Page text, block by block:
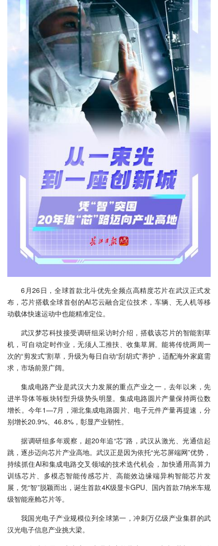
6月26日，全球首款北斗优先全频点高精度芯片在武汉正式发
布，芯片搭载全球首创的AI芯云融合定位技术，车辆、无人机等移
动载体快速运动中也能精准定位。
武汉梦芯科技接受调研组采访时介绍，搭载该芯片的智能割草
机，可自动定时作业，无须人工推扶、收集草屑。能将传统两周一
次的“剪发式”割草，升级为每日自动“刮胡式”养护，适配海外家庭需
求，市场前景广阔。
集成电路产业是武汉大力发展的重点产业之一，去年以来，先
进半导体等板块转型升级势头明显。集成电路圆片产量保持两位数
增长。今年1—7月，湖北集成电路圆片、电子元件产量再提速，分
别增长20.9%、46.8%，彰显产业韧性。
据调研组多年观察，超20年追“芯”路，武汉从激光、光通信起
跳，逐步迈向芯片产业高地。武汉正是因为依托“光芯屏端网”优势，
持续抓住AI和集成电路交叉领域的技术迭代机会，加快通用高算力
训练芯片、多模态智能传感芯片、高能效边缘端异构智能芯片发
展，凭“智”脱颖而出，诞生首款4K级显卡GPU、国内首款7纳米车规
级智能座舱芯片等。
我国光电子产业规模位列全球第一，冲刺万亿级产业集群的武
汉光电子信息产业挑大梁。